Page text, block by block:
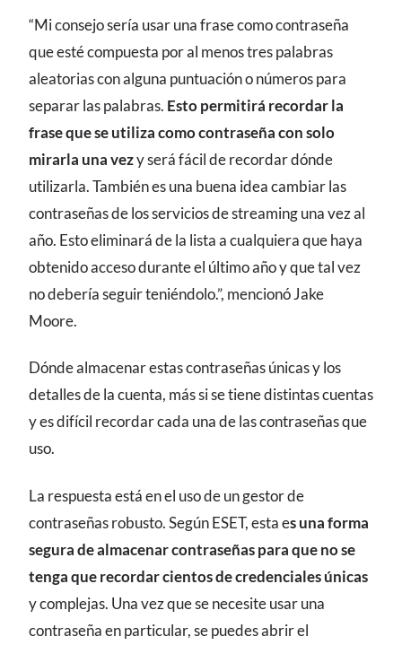
“Mi consejo sería usar una frase como contraseña
que esté compuesta por al menos tres palabras
aleatorias con alguna puntuación o números para
separar las palabras. Esto permitirá recordar la
frase que se utiliza como contraseña con solo
mirarla una vezy será fácil de recordar dónde
utilizarla. También es una buena idea cambiar las
contraseñas de los servicios de streaming una vez al
año. Esto eliminará de la lista a cualquiera que haya
obtenido acceso durante el último año y que tal vez
no debería seguir teniéndolo.”, mencionó Jake
Moore.
Dónde almacenar estas contraseñas únicas y los
detalles de la cuenta, más si se tiene distintas cuentas
y es difícil recordar cada una de las contraseñas que
uso.
La respuesta está en el uso de un gestor de
contraseñas robusto. Según ESET, esta es una forma
segura de almacenar contraseñas para que no se
tenga que recordar cientos de credenciales únicas
y complejas. Una vez que se necesite usar una
contraseña en particular, se puedes abrir el